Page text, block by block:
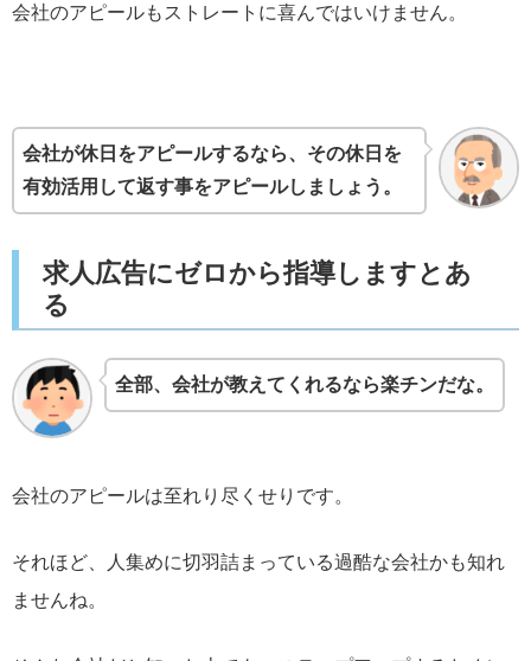
会社のアピールもストレートに喜んではいけません。
会社が休日をアピールするなら、その休日を
有効活用して返す事をアピールしましょう。
求人広告にゼロから指導しますとあ
る
全部、会社が教えてくれるなら楽チンだな。
会社のアピールは至れり尽くせりです。
それほど、人集めに切羽詰まっている過酷な会社かも知れ
ませんね。